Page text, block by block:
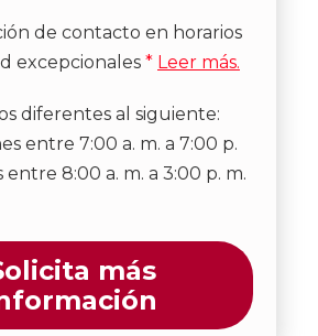
de contacto en horarios
excepcionales * Leer más.
diferentes al siguiente:
entre 7:00 a. m. a 7:00 p.
entre 8:00 a. m. a 3:00 p. m.
más